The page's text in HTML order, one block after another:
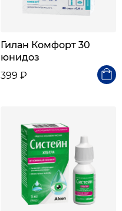
Гилан Комфорт 30
юнидоз
399 ₽